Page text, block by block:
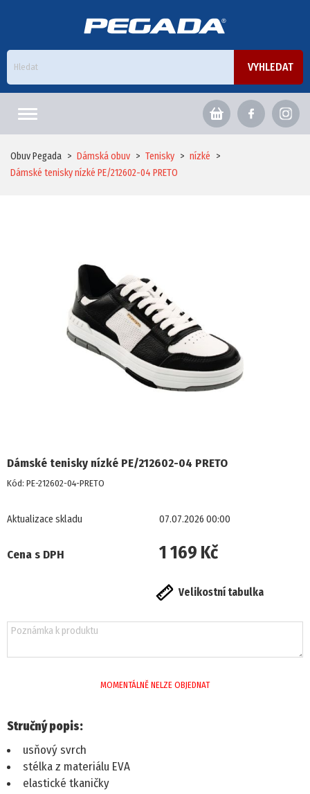
ÚVODNÍ STRÁNKA
SANDÁLE
POLOBOTKY
ZIMNÍ OBUV
PANTOFLE, ŽABKY
SANDÁLE
TENISKY
Obuv Pegada > Dámská obuv > Tenisky > nízké >
Dámské tenisky nízké PE/212602-04 PRETO
Dámské tenisky nízké PE/212602-04 PRETO
Kód: PE-212602-04-PRETO
Aktualizace skladu 07.07.2026 00:00
Cena s DPH 1 169 Kč
Velikostní tabulka
MOMENTÁLNĚ NELZE OBJEDNAT
Stručný popis:
usňový svrch
stélka z materiálu EVA
elastické tkaničky